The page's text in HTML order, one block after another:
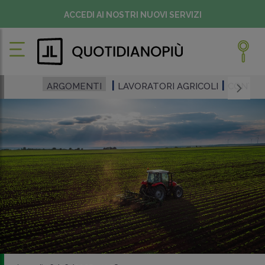
ACCEDI AI NOSTRI NUOVI SERVIZI
ARGOMENTI LAVORATORI AGRICOLI